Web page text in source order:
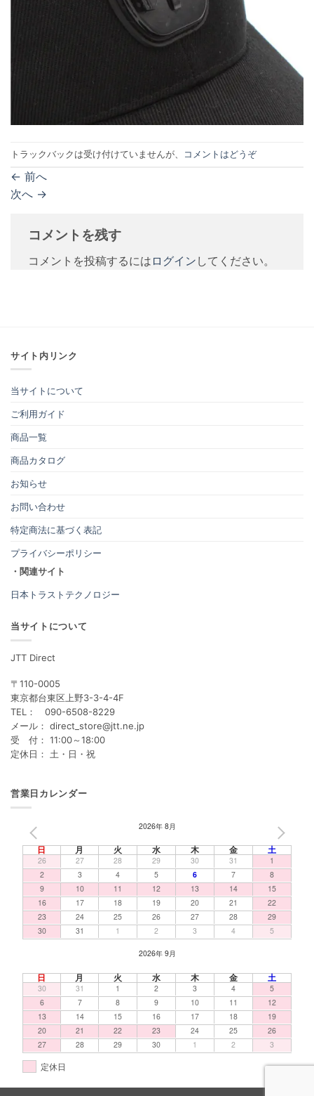
トラックバックは受け付けていませんが、 コメントはどうぞ
← 前へ
次へ →
コメントを残す
コメントを投稿するには ログイン してください。
サイト内リンク
当サイトについて
ご利用ガイド
商品一覧
商品カタログ
お知らせ
お問い合わせ
特定商法に基づく表記
プライバシーポリシー
・関連サイト
日本トラストテクノロジー
当サイトについて
JTT Direct
〒110-0005
東京都台東区上野3-3-4-4F
TEL： 090-6508-8229
メール： direct_store@jtt.ne.jp
受 付： 11:00～18:00
定休日： 土・日・祝
営業日カレンダー
2026年 8月
日 月 火 水 木 金 土
26 27 28 29 30 31
1
2
3 4 5 6 7
8
9
10 11 12 13 14
15
16
17 18 19 20 21
22
23
24 25 26 27 28
29
30
31 1 2 3 4 5
2026年 9月
日 月 火 水 木 金 土
30 31 1 2 3 4
5
6
7 8 9 10 11
12
13
14 15 16 17 18
19
20
21 22 23 24 25
26
27
28 29 30 1 2 3
定休日